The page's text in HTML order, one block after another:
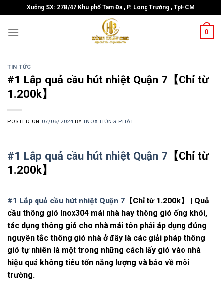
to
content
Xưởng SX: 27B/47 Khu phố Tam Đa , P. Long Trường , TpHCM
0
TIN TỨC
#1 Lắp quả cầu hút nhiệt Quận 7【Chỉ từ
1.200k】
POSTED ON 07/06/2024 BY INOX HÙNG PHÁT
#1 Lắp quả cầu hút nhiệt Quận 7 【Chỉ từ
1.200k】
#1 Lắp quả cầu hút nhiệt Quận 7 【Chỉ từ 1.200k】 | Quả
cầu thông gió Inox304 mái nhà hay thông gió ống khói,
tác dụng thông gió cho nhà mái tôn phải áp dụng đúng
nguyên tắc thông gió nhà ở đây là các giải pháp thông
gió tự nhiên là một trong những cách lấy gió vào nhà
hiệu quả không tiêu tốn năng lượng và bảo về môi
trường.